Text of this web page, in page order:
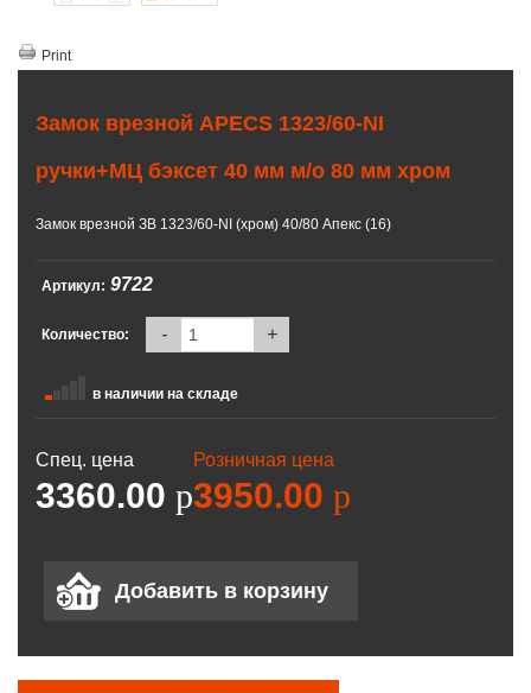
Print
Замок врезной APECS 1323/60-NI
ручки+МЦ бэксет 40 мм м/о 80 мм хром
Замок врезной ЗВ 1323/60-NI (хром) 40/80 Апекс (16)
Артикул: 9722
Количество: - +
в наличии на складе
Спец. цена
3360.00 p
Розничная цена
3950.00 p